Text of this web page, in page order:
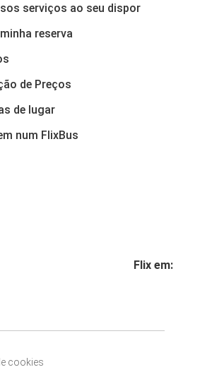
serviços ao seu dispor
reserva
de Preços
de lugar
num FlixBus
Flix em:
cookies